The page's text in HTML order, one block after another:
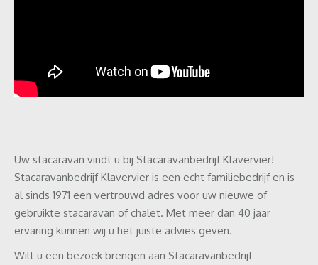
Uw stacaravan vindt u bij Stacaravanbedrijf Klavervier!
Stacaravanbedrijf Klavervier is een echt familiebedrijf en is
al sinds 1971 een vertrouwd adres voor uw nieuwe of
gebruikte stacaravan of chalet. Met meer dan 40 jaar
ervaring kunnen wij u het juiste advies geven.
Wilt u een bezoek brengen aan Stacaravanbedrijf